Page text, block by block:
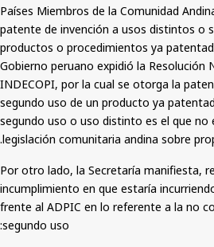
Países Miembros de la Comunidad
patente de invención a usos distintos o
productos o procedimientos ya
Gobierno peruano expidió la Resolución
INDECOPI, por la cual se otorga la
segundo uso de un producto ya
segundo uso o uso distinto es el que
legislación comunitaria andina sobre
Por otro lado, la Secretaría manifiesta,
incumplimiento en que estaría
frente al ADPIC en lo referente a la no
segundo uso: